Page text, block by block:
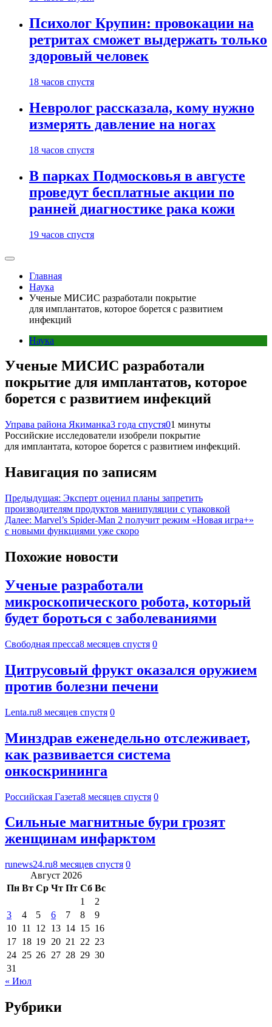
Психолог Крупин: провокации на
ретритах сможет выдержать только
здоровый человек
18 часов спустя
Невролог рассказала, кому нужно
измерять давление на ногах
18 часов спустя
В парках Подмосковья в августе
проведут бесплатные акции по
ранней диагностике рака кожи
19 часов спустя
Главная
Наука
Ученые МИСИС разработали покрытие
для имплантатов, которое борется с развитием
инфекций
Наука
Ученые МИСИС разработали
покрытие для имплантатов, которое
борется с развитием инфекций
Управа района Якиманка3 года спустя01 минуты
Российские исследователи изобрели покрытие
для имплантата, которое борется с развитием инфекций.
Навигация по записям
Предыдущая: Эксперт оценил планы запретить
производителям продуктов манипуляции с упаковкой
Далее: Marvel’s Spider-Man 2 получит режим «Новая игра+»
с новыми функциями уже скоро
Похожие новости
Ученые разработали
микроскопического робота, который
будет бороться с заболеваниями
Свободная пресса8 месяцев спустя 0
Цитрусовый фрукт оказался оружием
против болезни печени
Lenta.ru8 месяцев спустя 0
Минздрав еженедельно отслеживает,
как развивается система
онкоскрининга
Российская Газета8 месяцев спустя 0
Сильные магнитные бури грозят
женщинам инфарктом
runews24.ru8 месяцев спустя 0
Август 2026
Пн Вт Ср Чт Пт Сб Вс
1
2
3
4 5 6 7 8
9
10 11 12 13 14 15 16
17 18 19 20 21 22 23
24 25 26 27 28 29 30
31
« Июл
Рубрики